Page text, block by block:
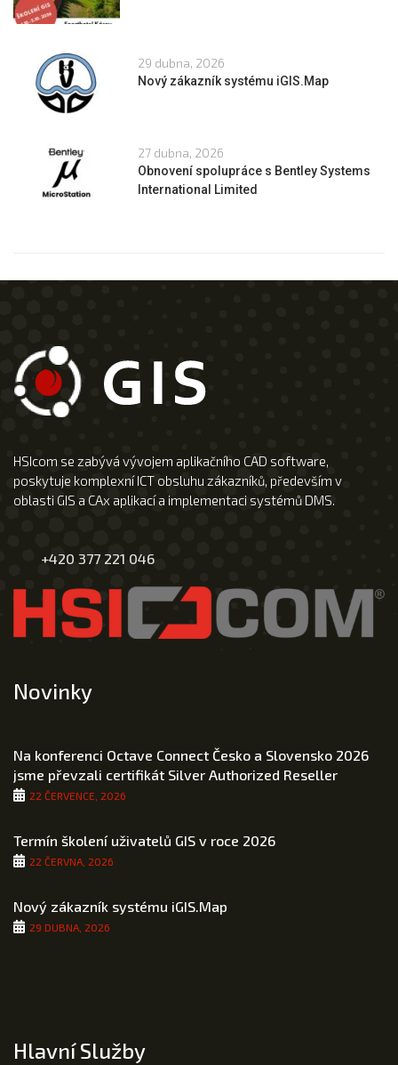
29 dubna, 2026
Nový zákazník systému iGIS.Map
27 dubna, 2026
Obnovení spolupráce s Bentley Systems
International Limited
HSIcom se zabývá vývojem aplikačního CAD software,
poskytuje komplexní ICT obsluhu zákazníků, především v
oblasti GIS a CAx aplikací a implementaci systémů DMS.
+420 377 221 046
Novinky
Na konferenci Octave Connect Česko a Slovensko 2026
jsme převzali certifikát Silver Authorized Reseller
22 ČERVENCE, 2026
Termín školení uživatelů GIS v roce 2026
22 ČERVNA, 2026
Nový zákazník systému iGIS.Map
29 DUBNA, 2026
Hlavní Služby